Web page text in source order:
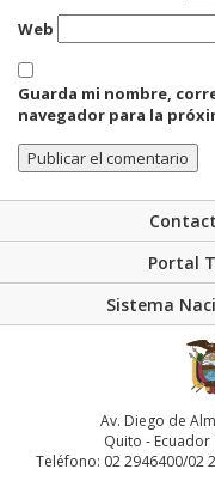
Web
Guarda mi nombre,
navegador para la
Portal
Sistema
Av. Diego de
Quito -
Teléfono: 02 2946400/02